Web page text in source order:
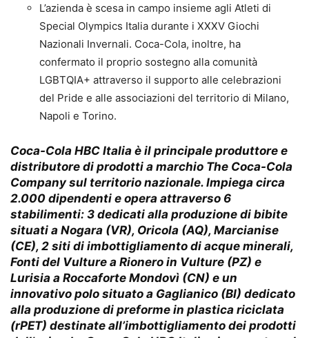
L’azienda è scesa in campo insieme agli Atleti di
Special Olympics Italia durante i XXXV Giochi
Nazionali Invernali. Coca-Cola, inoltre, ha
confermato il proprio sostegno alla comunità
LGBTQIA+ attraverso il supporto alle celebrazioni
del Pride e alle associazioni del territorio di Milano,
Napoli e Torino.
Coca-Cola HBC Italia è il principale produttore e
distributore di prodotti a marchio The Coca-Cola
Company sul territorio nazionale. Impiega circa
2.000 dipendenti e opera attraverso 6
stabilimenti: 3 dedicati alla produzione di bibite
situati a Nogara (VR), Oricola (AQ), Marcianise
(CE), 2 siti di imbottigliamento di acque minerali,
Fonti del Vulture a Rionero in Vulture (PZ) e
Lurisia a Roccaforte Mondovì (CN) e un
innovativo polo situato a Gaglianico (BI) dedicato
alla produzione di preforme in plastica riciclata
(rPET) destinate all’imbottigliamento dei prodotti